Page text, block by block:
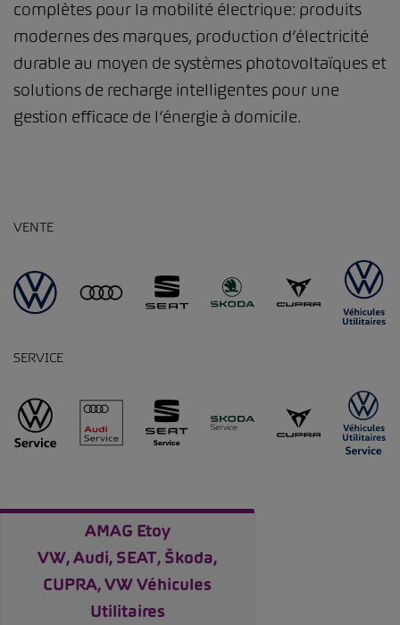
complètes pour la mobilité électrique: produits
modernes des marques, production d’électricité
durable au moyen de systèmes photovoltaïques et
solutions de recharge intelligentes pour une
gestion efficace de l’énergie à domicile.
VENTE
SERVICE
AMAG Etoy
VW, Audi, SEAT, Škoda,
CUPRA, VW Véhicules
Utilitaires